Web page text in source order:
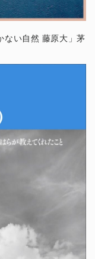
ない自然 藤原大」茅